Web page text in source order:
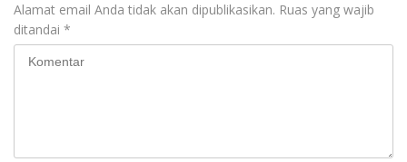
Alamat email Anda tidak akan dipublikasikan. Ruas yang wajib
ditandai *